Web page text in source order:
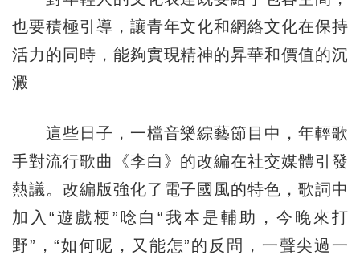
也要積極引導，讓青年文化和網絡文化在保持
活力的同時，能夠實現精神的昇華和價值的沉
澱
這些日子，一檔音樂綜藝節目中，年輕歌
手對流行歌曲《李白》的改編在社交媒體引發
熱議。改編版強化了電子國風的特色，歌詞中
加入“遊戲梗”唸白“我本是輔助，今晚來打
野”，“如何呢，又能怎”的反問，一聲尖過一